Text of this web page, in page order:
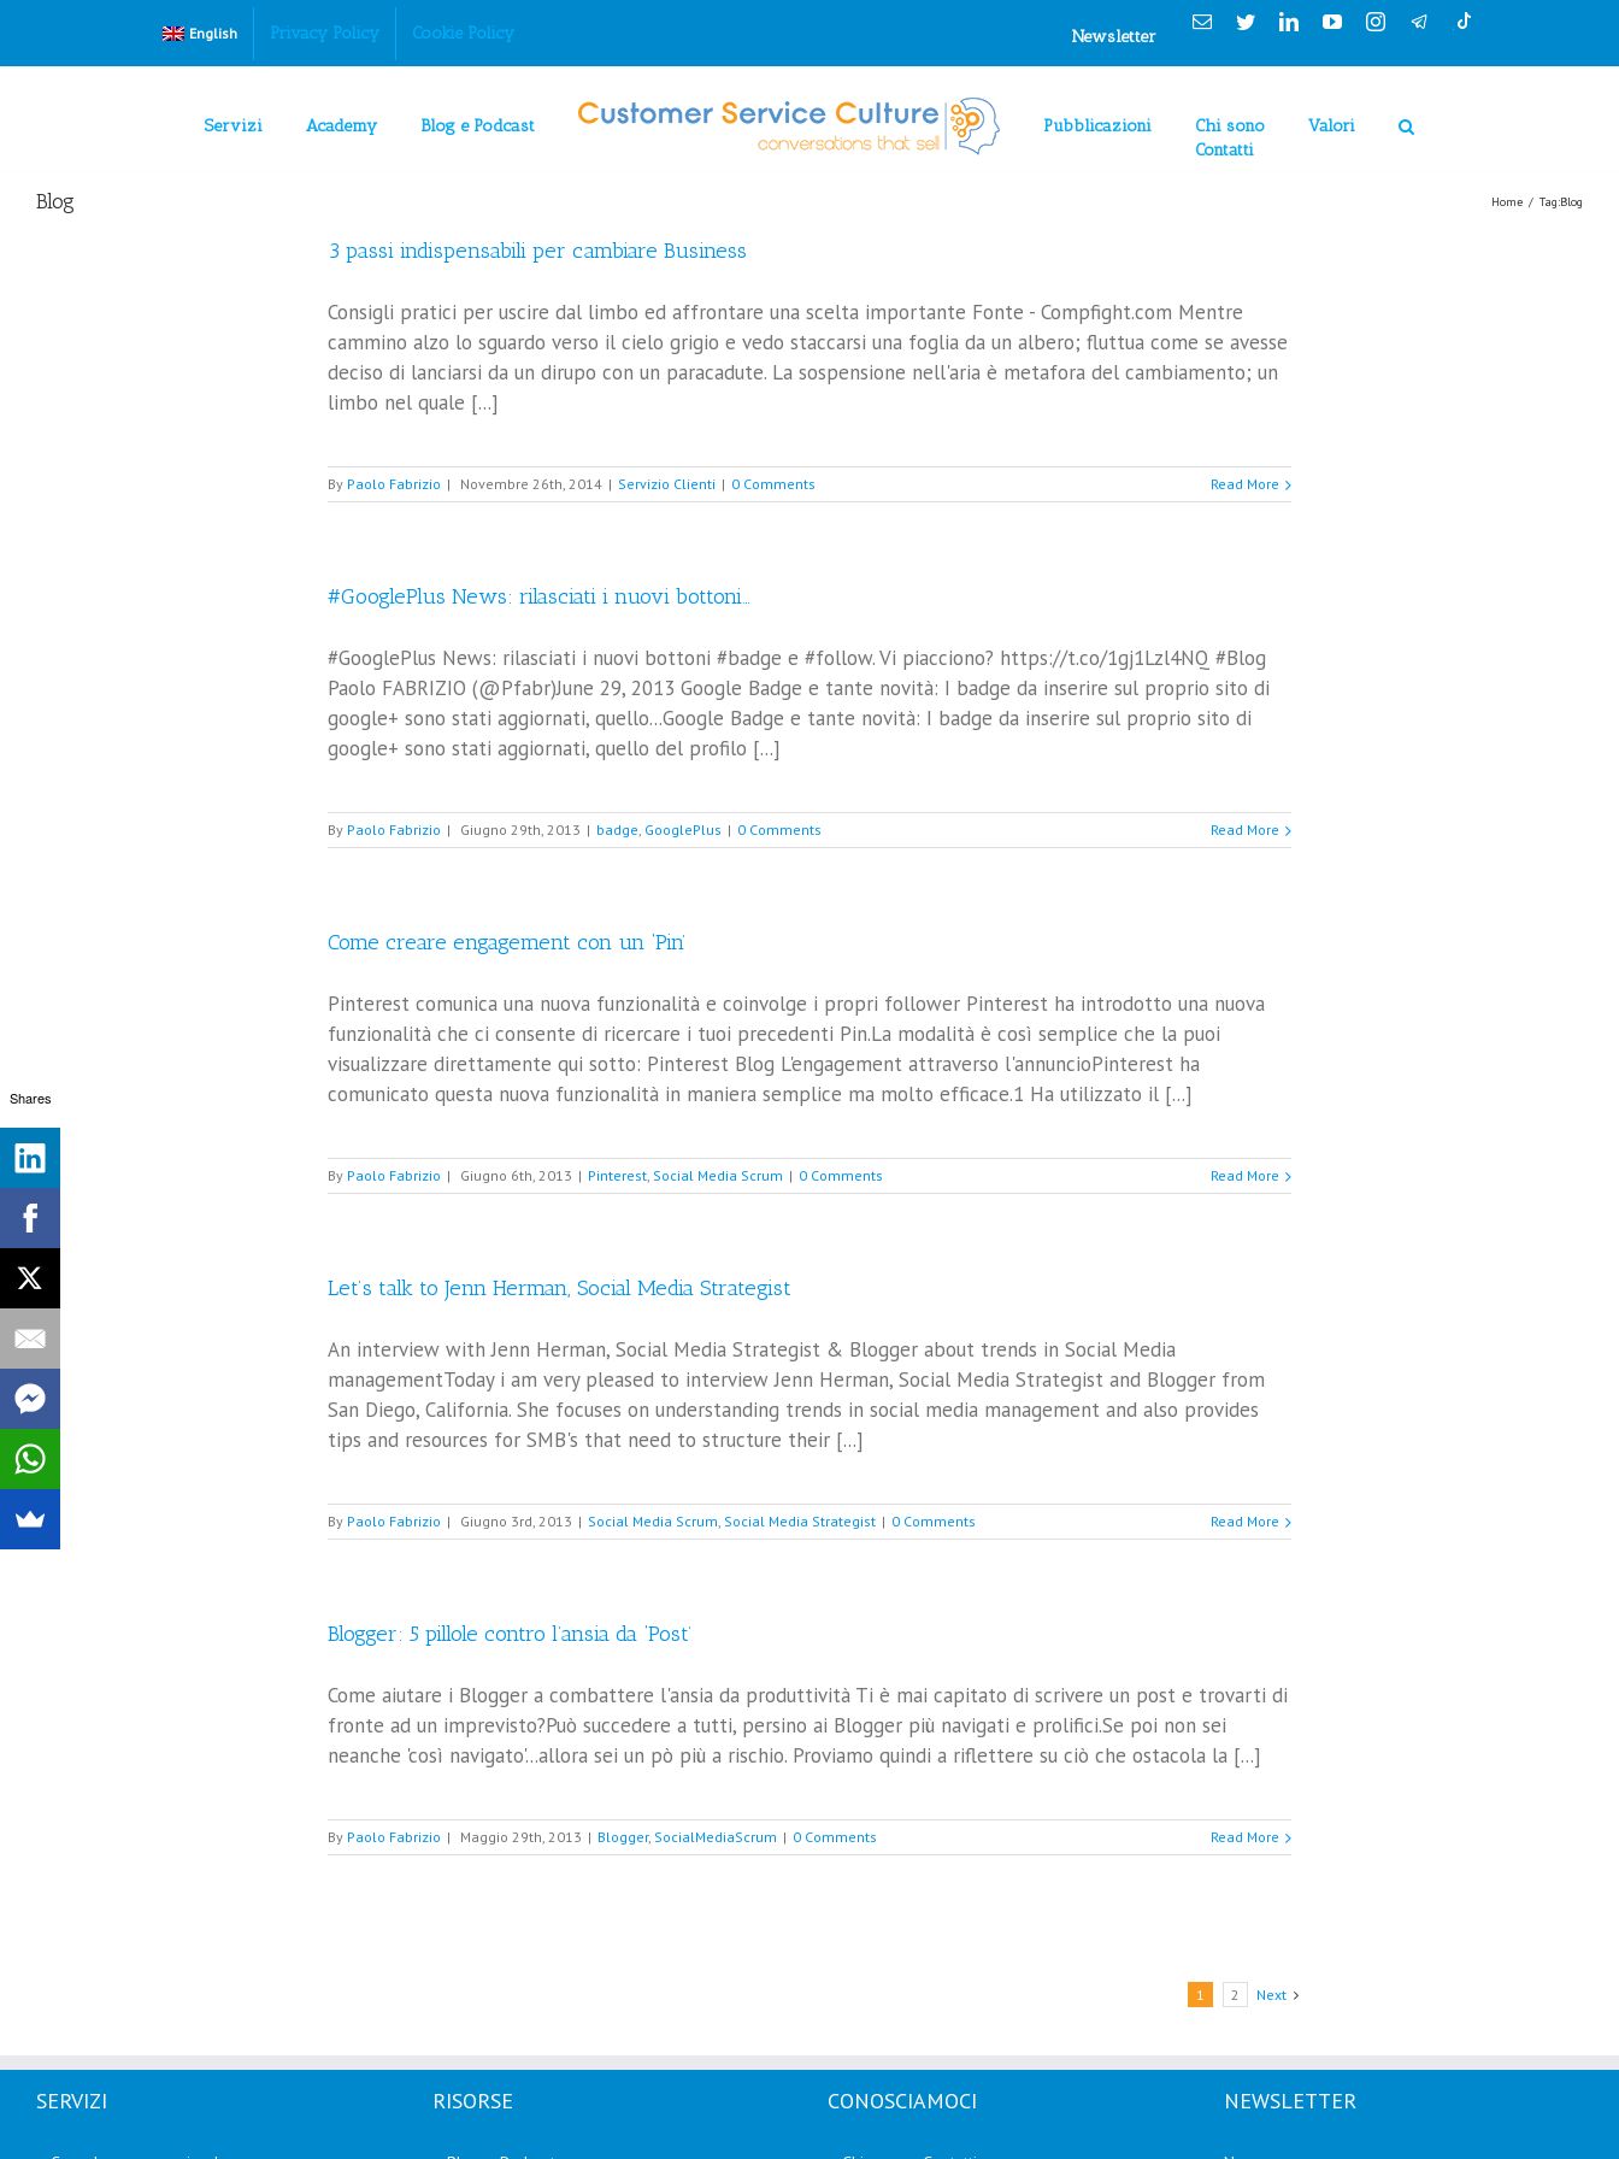
English Privacy Policy Cookie Policy
EmailTwitterLinkedinYouTubeInstagram
Newsletter
Servizi Academy Blog e Podcast Pubblicazioni
Chi sono
Contatti
Valori
Blog Home / Tag:Blog
3 passi indispensabili per cambiare Business
Consigli pratici per uscire dal limbo ed affrontare una scelta importante Fonte - Compfight.com Mentre
cammino alzo lo sguardo verso il cielo grigio e vedo staccarsi una foglia da un albero; fluttua come se avesse
deciso di lanciarsi da un dirupo con un paracadute. La sospensione nell'aria è metafora del cambiamento; un
limbo nel quale [...]
By Paolo Fabrizio | Novembre 26th, 2014 | Servizio Clienti | 0 Comments Read More
#GooglePlus News: rilasciati i nuovi bottoni…
#GooglePlus News: rilasciati i nuovi bottoni #badge e #follow. Vi piacciono? https://t.co/1gj1Lzl4NQ #Blog
Paolo FABRIZIO (@Pfabr)June 29, 2013 Google Badge e tante novità: I badge da inserire sul proprio sito di
google+ sono stati aggiornati, quello...Google Badge e tante novità: I badge da inserire sul proprio sito di
google+ sono stati aggiornati, quello del profilo [...]
By Paolo Fabrizio | Giugno 29th, 2013 | badge, GooglePlus | 0 Comments Read More
Come creare engagement con un ‘Pin’
Pinterest comunica una nuova funzionalità e coinvolge i propri follower Pinterest ha introdotto una nuova
funzionalità che ci consente di ricercare i tuoi precedenti Pin.La modalità è così semplice che la puoi
visualizzare direttamente qui sotto: Pinterest Blog L'engagement attraverso l'annuncioPinterest ha
comunicato questa nuova funzionalità in maniera semplice ma molto efficace.1 Ha utilizzato il [...]
By Paolo Fabrizio | Giugno 6th, 2013 | Pinterest, Social Media Scrum | 0 Comments Read More
Let’s talk to Jenn Herman, Social Media Strategist
An interview with Jenn Herman, Social Media Strategist & Blogger about trends in Social Media
managementToday i am very pleased to interview Jenn Herman, Social Media Strategist and Blogger from
San Diego, California. She focuses on understanding trends in social media management and also provides
tips and resources for SMB's that need to structure their [...]
By Paolo Fabrizio | Giugno 3rd, 2013 | Social Media Scrum, Social Media Strategist | 0 Comments Read More
Blogger: 5 pillole contro l’ansia da ‘Post’
Come aiutare i Blogger a combattere l'ansia da produttività Ti è mai capitato di scrivere un post e trovarti di
fronte ad un imprevisto?Può succedere a tutti, persino ai Blogger più navigati e prolifici.Se poi non sei
neanche 'così navigato'...allora sei un pò più a rischio. Proviamo quindi a riflettere su ciò che ostacola la [...]
By Paolo Fabrizio | Maggio 29th, 2013 | Blogger, SocialMediaScrum | 0 Comments Read More
1 2 Next
SERVIZI RISORSE CONOSCIAMOCI NEWSLETTER
Cookies Policy
Shares